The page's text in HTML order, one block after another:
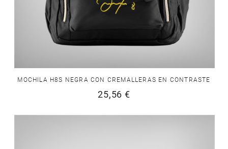
MOCHILA H8S NEGRA CON CREMALLERAS EN CONTRASTE
25,56 €